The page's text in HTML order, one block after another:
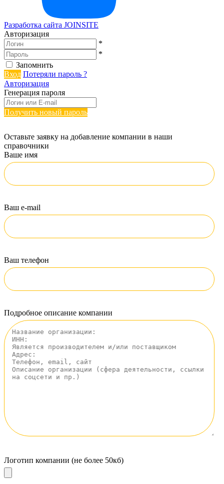
Разработка сайта JOINSITE
Авторизация
*
*
Запомнить
Вход Потеряли пароль ?
Авторизация
Генерация пароля
Получить новый пароль
Оставьте заявку на добавление компании в наши
справочники
Ваше имя
Ваш e-mail
Ваш телефон
Подробное описание компании
Логотип компании (не более 50кб)